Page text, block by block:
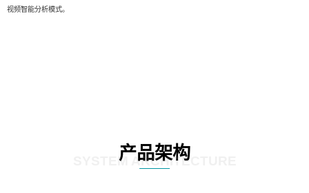
视频智能分析模式。
产品架构
SYSTEM ARCHITECTURE